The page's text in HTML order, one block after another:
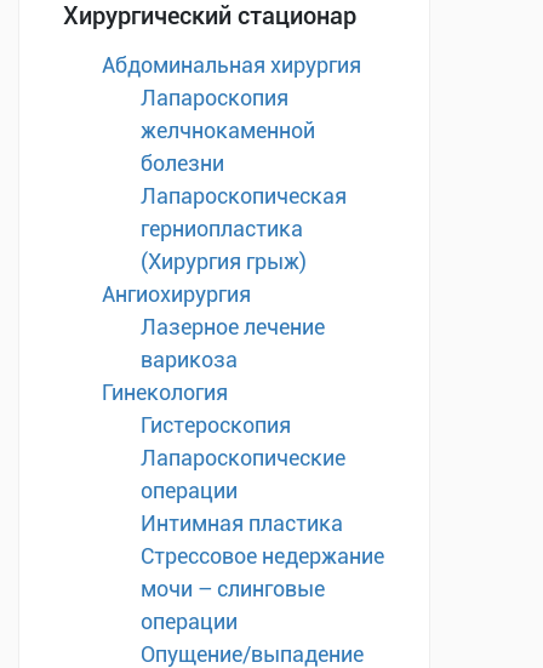
Хирургический стационар
Абдоминальная хирургия
Лапароскопия
желчнокаменной
болезни
Лапароскопическая
герниопластика
(Хирургия грыж)
Ангиохирургия
Лазерное лечение
варикоза
Гинекология
Гистероскопия
Лапароскопические
операции
Интимная пластика
Стрессовое недержание
мочи – слинговые
операции
Опущение/выпадение